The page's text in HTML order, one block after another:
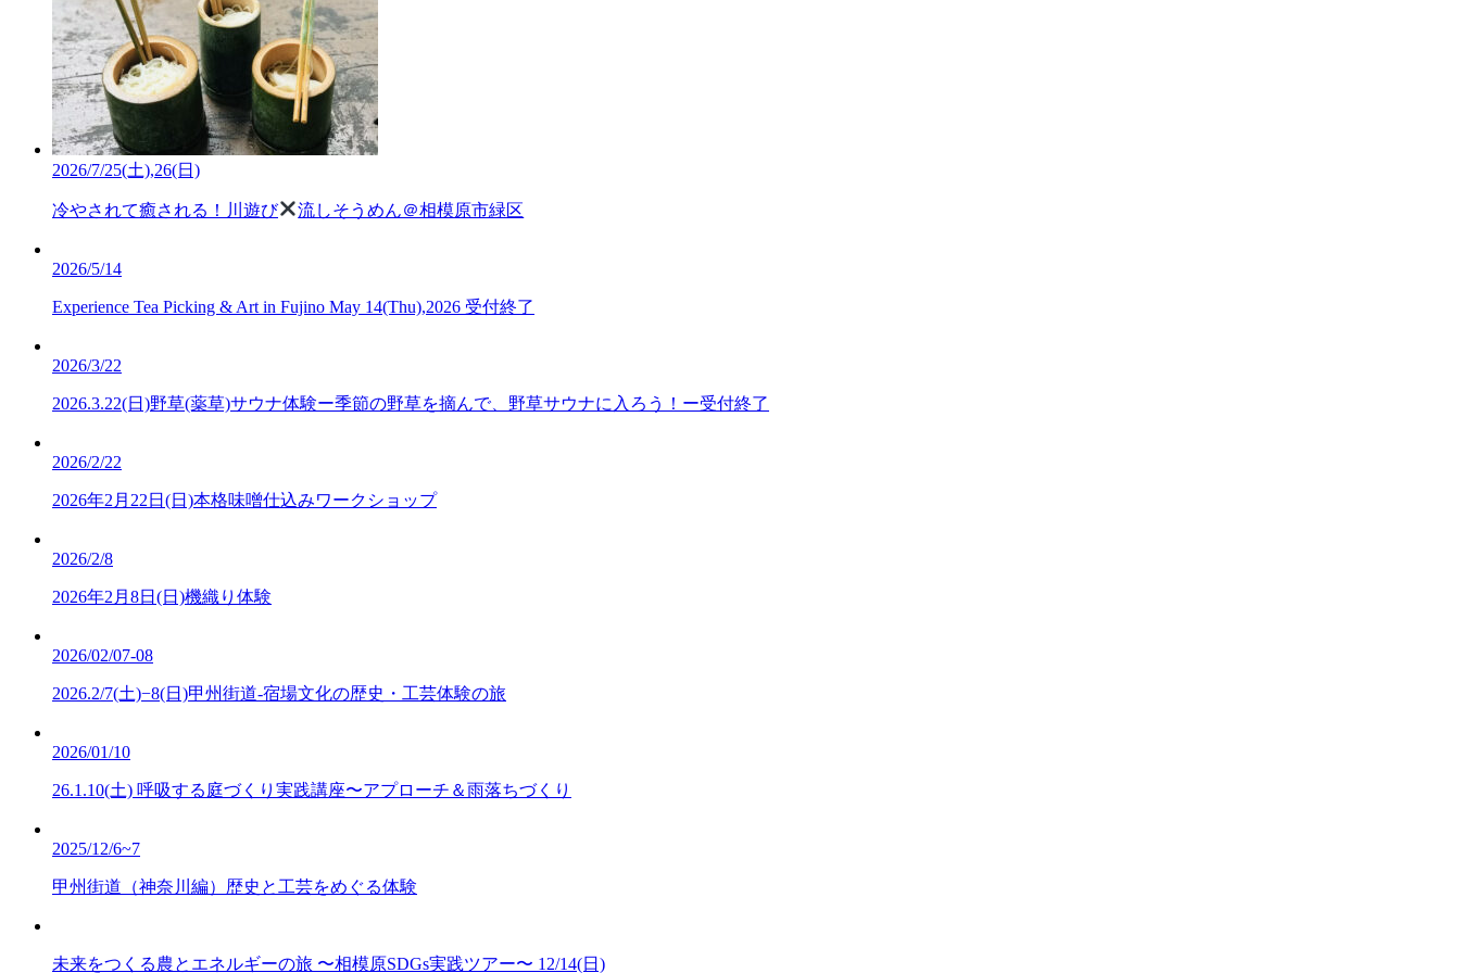
2026/7/25(土),26(日)
冷やされて癒される！川遊び 流しそうめん＠相模原市緑区
2026/5/14
Experience Tea Picking & Art in Fujino May 14(Thu),2026 受付終了
2026/3/22
2026.3.22(日)野草(薬草)サウナ体験ー季節の野草を摘んで、野草サウナに入ろう！ー受付終了
2026/2/22
2026年2月22日(日)本格味噌仕込みワークショップ
2026/2/8
2026年2月8日(日)機織り体験
2026/02/07-08
2026.2/7(土)−8(日)甲州街道-宿場文化の歴史・工芸体験の旅
2026/01/10
26.1.10(土) 呼吸する庭づくり実践講座〜アプローチ＆雨落ちづくり
2025/12/6~7
甲州街道（神奈川編）歴史と工芸をめぐる体験
未来をつくる農とエネルギーの旅 〜相模原SDGs実践ツアー〜 12/14(日)